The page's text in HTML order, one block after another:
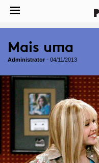
Mais uma
Administrator - 04/11/2013